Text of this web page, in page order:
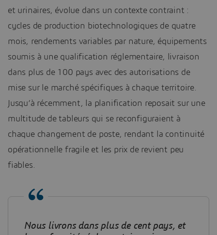
et urinaires, évolue dans un contexte contraint :
cycles de production biotechnologiques de quatre
mois, rendements variables par nature, équipements
soumis à une qualification réglementaire, livraison
dans plus de 100 pays avec des autorisations de
mise sur le marché spécifiques à chaque territoire.
Jusqu’à récemment, la planification reposait sur une
multitude de tableurs qui se reconfiguraient à
chaque changement de poste, rendant la continuité
opérationnelle fragile et les prix de revient peu
fiables.
Nous livrons dans plus de cent pays, et